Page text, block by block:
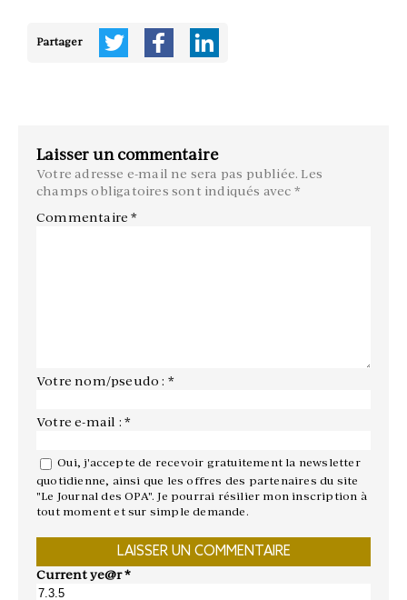
Partager
Laisser un commentaire
Votre adresse e-mail ne sera pas publiée. Les
champs obligatoires sont indiqués avec *
Commentaire*
Votre nom/pseudo : *
Votre e-mail : *
Oui, j'accepte de recevoir gratuitement la newsletter
quotidienne, ainsi que les offres des partenaires du site
"Le Journal des OPA". Je pourrai résilier mon inscription à
tout moment et sur simple demande.
Current ye@r*